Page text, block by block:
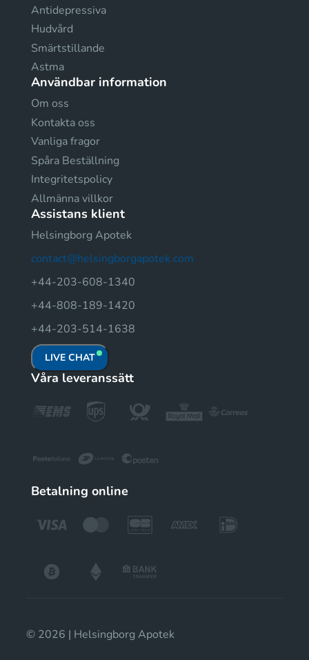
Antidepressiva
Hudvård
Smärtstillande
Astma
Användbar information
Om oss
Kontakta oss
Vanliga fragor
Spåra Beställning
Integritetspolicy
Allmänna villkor
Assistans klient
Helsingborg Apotek
contact@helsingborgapotek.com
+44-203-608-1340
+44-808-189-1420
+44-203-514-1638
LIVE CHAT
Våra leveranssätt
Betalning online
© 2026 | Helsingborg Apotek